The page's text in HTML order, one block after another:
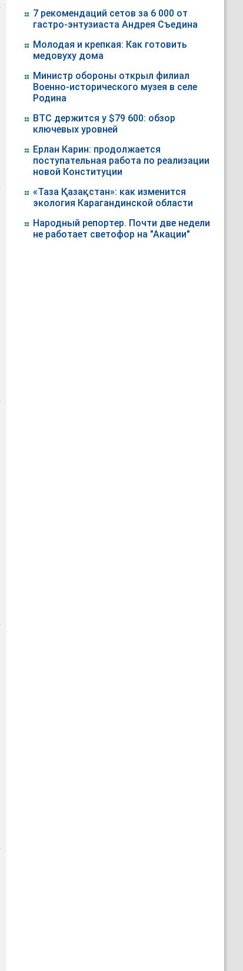
7 рекомендаций сетов за 6 000 от
гастро-энтузиаста Андрея Съедина
Молодая и крепкая: Как готовить
медовуху дома
Министр обороны открыл филиал
Военно-исторического музея в селе
Родина
BTC держится у $79 600: обзор
ключевых уровней
Ерлан Карин: продолжается
поступательная работа по реализации
новой Конституции
«Таза Қазақстан»: как изменится
экология Карагандинской области
Народный репортер. Почти две недели
не работает светофор на "Акации"